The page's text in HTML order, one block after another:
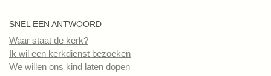
SNEL EEN ANTWOORD
Waar staat de kerk?
Ik wil een kerkdienst bezoeken
We willen ons kind laten dopen